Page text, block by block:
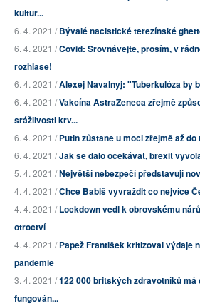
kultur...
6. 4. 2021 /Bývalé nacistické terezínské
6. 4. 2021 /Covid: Srovnávejte, prosím, v
rozhlase!
6. 4. 2021 /Alexej Navalnyj: "Tuberkulóza by
6. 4. 2021 /Vakcína AstraZeneca zřejmě
srážlivosti krv...
6. 4. 2021 /Putin zůstane u moci zřejmě až do
6. 4. 2021 /Jak se dalo očekávat, brexit
5. 4. 2021 /Největší nebezpečí představují
4. 4. 2021 /Chce Babiš vyvraždit co nejvíce
4. 4. 2021 /Lockdown vedl k obrovskému
otroctví
4. 4. 2021 /Papež František kritizoval výdaje
pandemie
3. 4. 2021 /122 000 britských zdravotníků má
fungován...